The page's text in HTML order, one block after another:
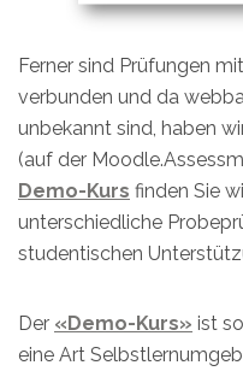
Ferner sind Prüfungen
verbunden und da
unbekannt sind, haben
(auf der
Demo-Kurs finden Sie
unterschiedliche
studentischen
Der «Demo-Kurs» ist
eine Art